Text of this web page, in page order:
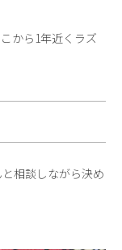
から1年近くラズ
相談しながら決め